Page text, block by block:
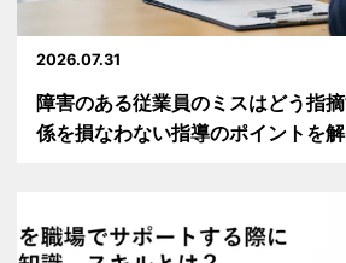
2026.07.31
障害のある従業員のミスはどう指
係を損なわない指導のポイントを